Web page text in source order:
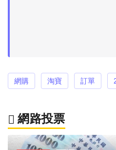
網購 淘寶 訂單
網路投票